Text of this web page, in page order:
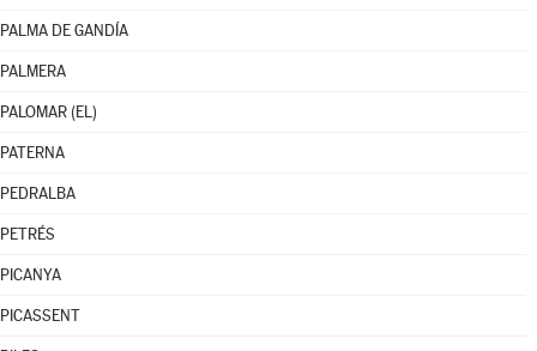
PALMA DE GANDÍA
PALMERA
PALOMAR (EL)
PATERNA
PEDRALBA
PETRÉS
PICANYA
PICASSENT